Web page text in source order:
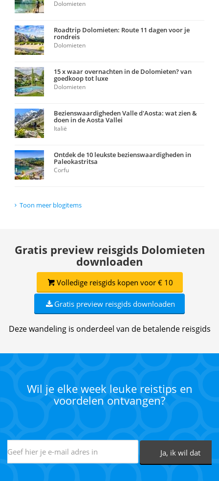
Dolomieten
Roadtrip Dolomieten: Route 11 dagen voor je
rondreis
Dolomieten
15 x waar overnachten in de Dolomieten? van
goedkoop tot luxe
Dolomieten
Bezienswaardigheden Valle d'Aosta: wat zien &
doen in de Aosta Vallei
Italië
Ontdek de 10 leukste bezienswaardigheden in
Paleokastritsa
Corfu
Toon meer blogitems
Gratis preview reisgids Dolomieten
downloaden
Volledige reisgids kopen voor € 10
Gratis preview reisgids downloaden
Deze wandeling is onderdeel van de betalende reisgids
Wil je elke week leuke reistips en
voordelen ontvangen?